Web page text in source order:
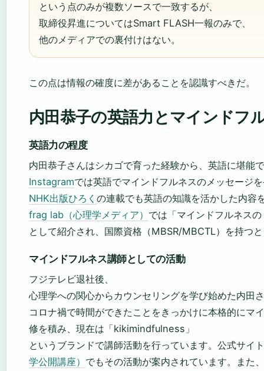
という点のみが複数ソースで一致するが、
取締役昇進についてはSmart FLASH一報のみで、
他のメディアでの裏付けはない。
この点は情報の確度に差があることを認識すべきだ。
内田恭子の英語力とマインドフ
英語力の程度
内田恭子さんはシカゴで育った経験から、英語に堪能
Instagramでは英語でマインドフルネスのメッセージ
NHK出版ひろく の連載でも英語の知識を活かした内容
frag lab（心理学メディア） では「マインドフルネス
として紹介され、国際資格（MBSR/MBCTL）を持つ
マインドフルネス講師としての活動
フジテレビ退社後、
心理学への関心からカウンセリングを学び始めた内田
コロナ禍で時間ができたことをきっかけに本格的にマ
修を積み、現在は「kikimindfulness」
というブランドで講師活動を行っています。公式サイ
学公開講座） でもその活動が案内されています。また、